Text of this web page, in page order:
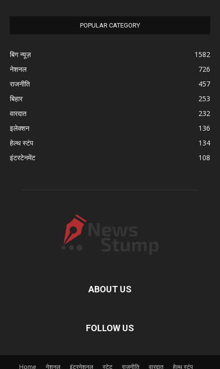
POPULAR CATEGORY
बिग न्यूज़
1582
नेशनल
726
राजनीति
457
बिहार
253
वारदात
232
इलेक्शन
136
हेल्थ स्टंप
134
इंटरटेनमेंट
108
ABOUT US
FOLLOW US
Home नेशनल इंटरनेशनल स्टेट राजनीति वारदात हेल्थ स्टंप